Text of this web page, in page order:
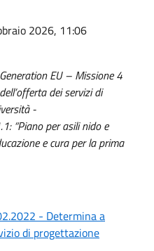
2026, 11:06
EU – Missione 4
dei servizi di
-
“Piano per asili nido e
e cura per la prima
- Determina a
di progettazione